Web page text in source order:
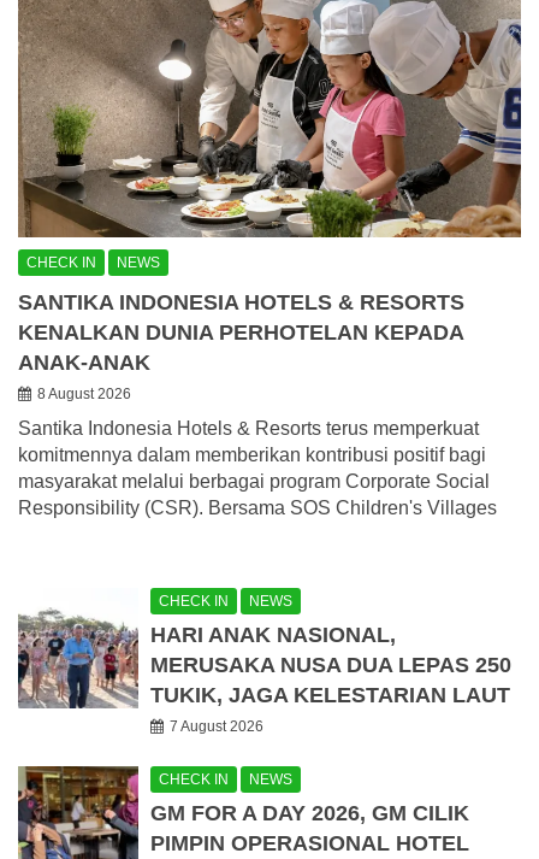
CHECK IN NEWS
SANTIKA INDONESIA HOTELS & RESORTS
KENALKAN DUNIA PERHOTELAN KEPADA
ANAK-ANAK
8 August 2026
Santika Indonesia Hotels & Resorts terus memperkuat
komitmennya dalam memberikan kontribusi positif bagi
masyarakat melalui berbagai program Corporate Social
Responsibility (CSR). Bersama SOS Children's Villages
CHECK IN NEWS
HARI ANAK NASIONAL,
MERUSAKA NUSA DUA LEPAS 250
TUKIK, JAGA KELESTARIAN LAUT
7 August 2026
CHECK IN NEWS
GM FOR A DAY 2026, GM CILIK
PIMPIN OPERASIONAL HOTEL